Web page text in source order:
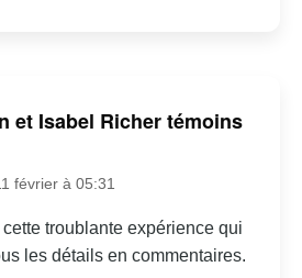
et Isabel Richer témoins
février à 05:31
cette troublante expérience qui
les détails en commentaires.